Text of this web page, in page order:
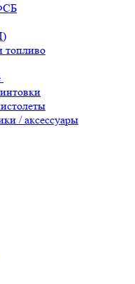
топливо
/ аксессуары